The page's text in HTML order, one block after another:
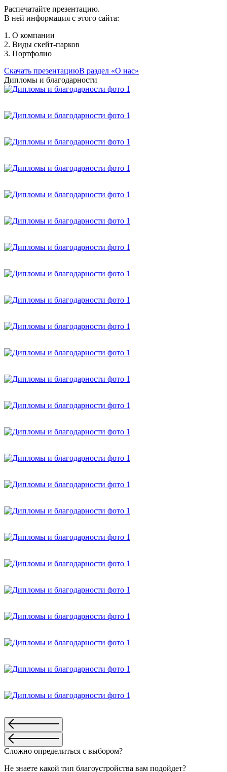
Распечатайте презентацию.
В ней информация с этого сайта:
1. О компании
2. Виды скейт-парков
3. Портфолио
Скачать презентациюВ раздел «О нас»
Дипломы и благодарности
Сложно определиться с выбором?
Не знаете какой тип благоустройства вам подойдет?